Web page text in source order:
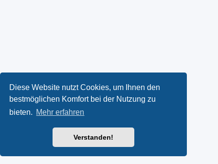
Diese Website nutzt Cookies, um Ihnen den
bestmöglichen Komfort bei der Nutzung zu
bieten. Mehr erfahren
Verstanden!